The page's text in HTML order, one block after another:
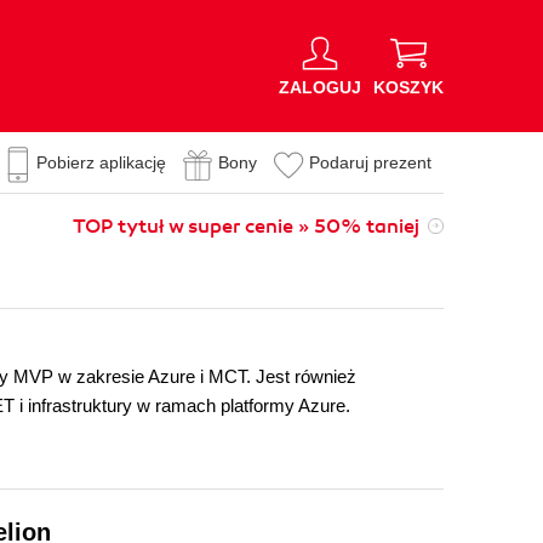
ZALOGUJ KOSZYK
Pobierz aplikację Bony Podaruj prezent
TOP tytuł w super cenie » 50% taniej
MVP w zakresie Azure i MCT. Jest również
i infrastruktury w ramach platformy Azure.